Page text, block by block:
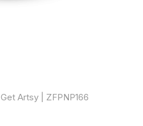
Artsy | ZFPNP166